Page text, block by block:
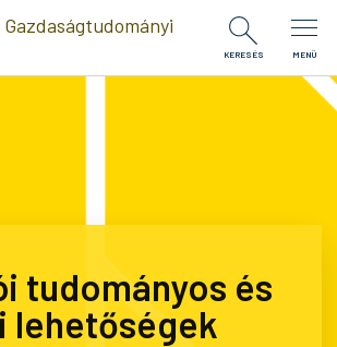
KERESÉS MENÜ
tudományos és
lehetőségek